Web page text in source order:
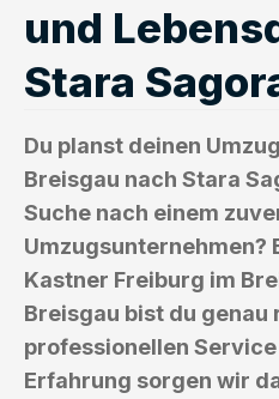
und
Stara
Du planst deinen
Breisgau nach Stara
Suche nach einem
Umzugsunternehmen?
Kastner Freiburg im
Breisgau bist du
professionellen
Erfahrung sorgen wir